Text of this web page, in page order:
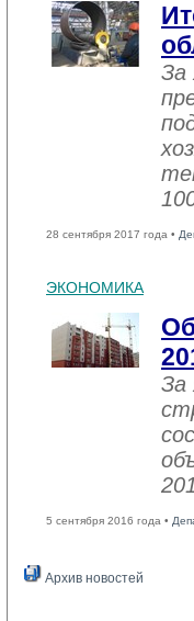
За
28 сентября 2017 года •
ЭКОНОМИКА
За
5 сентября 2016 года •
Архив новостей